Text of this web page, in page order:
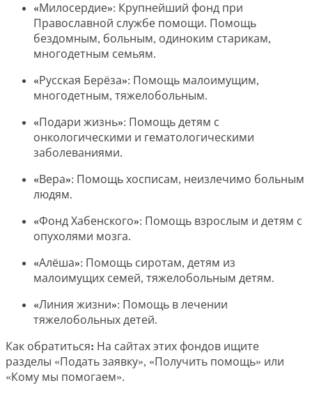
«Милосердие»: Крупнейший фонд при
Православной службе помощи. Помощь
бездомным, больным, одиноким старикам,
многодетным семьям.
«Русская Берёза»: Помощь малоимущим,
многодетным, тяжелобольным.
«Подари жизнь»: Помощь детям с
онкологическими и гематологическими
заболеваниями.
«Вера»: Помощь хосписам, неизлечимо больным
людям.
«Фонд Хабенского»: Помощь взрослым и детям с
опухолями мозга.
«Алёша»: Помощь сиротам, детям из
малоимущих семей, тяжелобольным детям.
«Линия жизни»: Помощь в лечении
тяжелобольных детей.
Как обратиться: На сайтах этих фондов ищите
разделы «Подать заявку», «Получить помощь» или
«Кому мы помогаем».